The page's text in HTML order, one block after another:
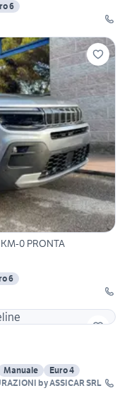
6
0 PRONTA
6
Manuale
Euro 4
PASQUALETTO AUTO & ASSICURAZIONI by ASSICAR SRL